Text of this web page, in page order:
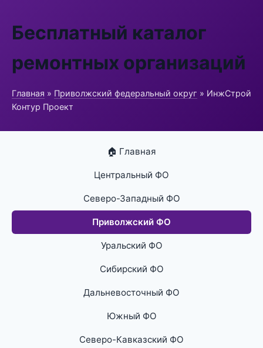
Бесплатный каталог
ремонтных организаций
Главная » Приволжский федеральный округ » ИнжСтрой
Контур Проект
🏠 Главная
Центральный ФО
Северо-Западный ФО
Приволжский ФО
Уральский ФО
Сибирский ФО
Дальневосточный ФО
Южный ФО
Северо-Кавказский ФО